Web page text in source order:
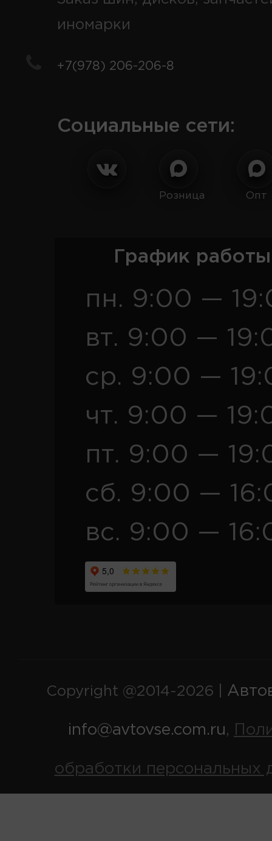
иномарки
+7(978) 206-206-8
Социальные сети:
Розница Опт
График
пн. 9:00 —
вт. 9:00 —
ср. 9:00 —
чт. 9:00 —
пт. 9:00 —
сб. 9:00 —
вс. 9:00 —
Copyright @2014-2026 |
info@avtovse.com.ru,
обработки персональных